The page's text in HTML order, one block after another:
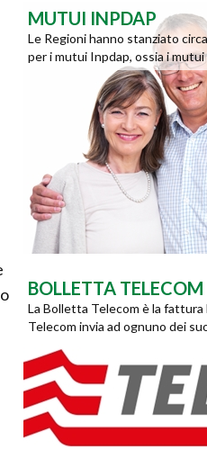
MUTUI INPDAP
Le Regioni hanno stanziato
per i mutui Inpdap, ossia i
BOLLETTA TELECOM
La Bolletta Telecom è la
Telecom invia ad ognuno dei